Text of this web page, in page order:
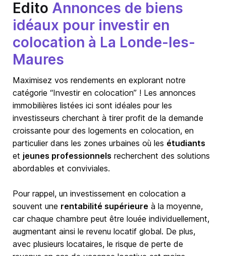
Edito Annonces de biens
idéaux pour investir en
colocation à La Londe-les-
Maures
Maximisez vos rendements en explorant notre
catégorie “Investir en colocation” ! Les annonces
immobilières listées ici sont idéales pour les
investisseurs cherchant à tirer profit de la demande
croissante pour des logements en colocation, en
particulier dans les zones urbaines où les étudiants
et jeunes professionnels recherchent des solutions
abordables et conviviales.
Pour rappel, un investissement en colocation a
souvent une rentabilité supérieure à la moyenne,
car chaque chambre peut être louée individuellement,
augmentant ainsi le revenu locatif global. De plus,
avec plusieurs locataires, le risque de perte de